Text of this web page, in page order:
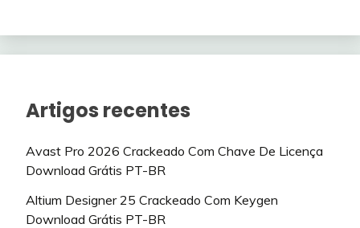
Artigos recentes
Avast Pro 2026 Crackeado Com Chave De Licença
Download Grátis PT-BR
Altium Designer 25 Crackeado Com Keygen
Download Grátis PT-BR